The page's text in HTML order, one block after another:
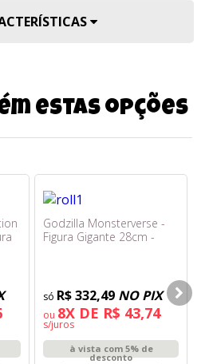
estas opções
Godzilla Monsterverse -
Figura Gigante 28cm -
R$ 332,49 NO PIX
ou 8X DE R$ 43,74
s/juros
à vista com 5% de
desconto